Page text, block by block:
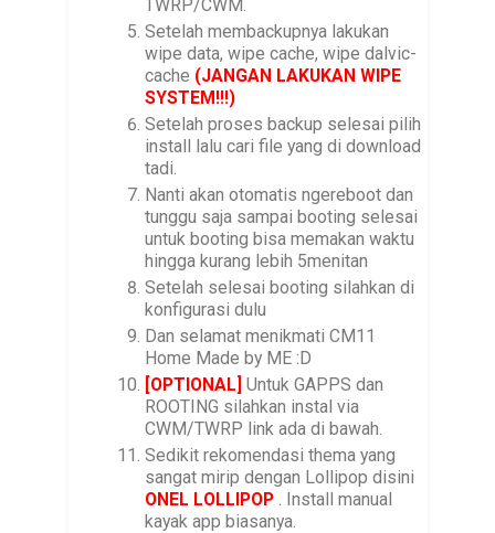
* Add IO scheduler
* Enable CPU Governon
        * Permisive SElinux
        * Release BETA - 1 Version
-2016/04/15
        * Fix Wifi
        * Fix video record
        * Fix video playing use stock video player
        * Fix black view finder on stock camera
        * Fix low volume when use headset
* Remove Overclock and use max clock
        * Fix bug on dialpad
        * Security patch updated to 2016/04/01
        * Ready for daily use.
-2016/04/23
       * Fix both data connetions specially SIM1
       * Fix reboot when un-install app
       * Come back with 1.3Ghz clockspeed kernel
* Remove visual effect for pure CM11 (I
       * I am forget what i fix :D
TWRP/CWM.
Setelah membackupnya lakukan
wipe data, wipe cache, wipe dalvic-
cache (JANGAN LAKUKAN WIPE
SYSTEM!!!)
Setelah proses backup selesai pilih
install lalu cari file yang di download
tadi.
Nanti akan otomatis ngereboot dan
tunggu saja sampai booting selesai
untuk booting bisa memakan waktu
hingga kurang lebih 5menitan
Setelah selesai booting silahkan di
konfigurasi dulu
Dan selamat menikmati CM11
Home Made by ME :D
[OPTIONAL] Untuk GAPPS dan
ROOTING silahkan instal via
CWM/TWRP link ada di bawah.
Sedikit rekomendasi thema yang
sangat mirip dengan Lollipop disini
ONEL LOLLIPOP . Install manual
kayak app biasanya.